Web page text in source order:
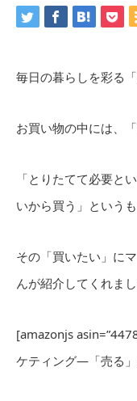
毎日の暮らしを彩る「
お買い物の中には、
「とりたてて必要と
いから買う」という
その「買いたい」に
んが紹介してくれまし
[amazonjs
ケティング―「売る